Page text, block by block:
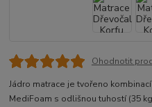
Ohodnotit
Jádro matrace je tvořeno
MediFoam s odlišnou tuhostí (35